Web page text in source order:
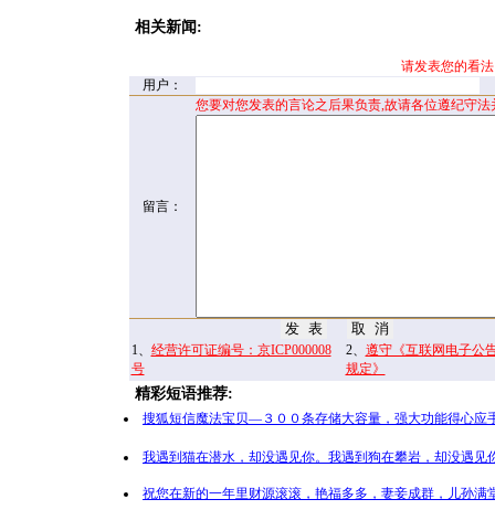
相关新闻:
请发表您的看
用户：
留言：
您要对您发表的言论之后果负责,故请各位遵纪守
1、 经营许可证编号：京ICP000008
号
2、 遵守《互联网电子公
规定》
精彩短语推荐:
搜狐短信魔法宝贝—３００条存储大容量，强大功能得心应
我遇到猫在潜水，却没遇见你。我遇到狗在攀岩，却没遇
祝您在新的一年里财源滚滚，艳福多多，妻妾成群，儿孙